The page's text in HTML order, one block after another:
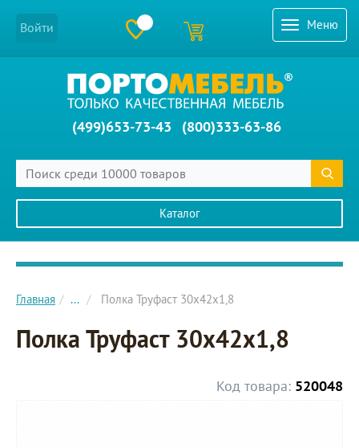
Меню
Войти
(499)653-73-43 (800)333-63-86
Каталог
Главное меню сайта
Главная ... Полка Труфаст 30х42х1,8
Полка Труфаст 30х42х1,8
Код товара: 520048